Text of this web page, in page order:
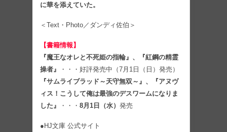
に華を添えていた。
＜Text・Photo／ダンディ佐伯＞
【書籍情報】
『魔王なオレと不死姫の指輪』、『紅鋼の精霊
操者』
・・・好評発売中（7月1日（日）発売）
『サムライブラッド～天守無双～』、『アヌヴ
ィス！こうして俺は最強のデスワームになりま
した』
・・・ 8月1日（水） 発売
●HJ文庫 公式サイト